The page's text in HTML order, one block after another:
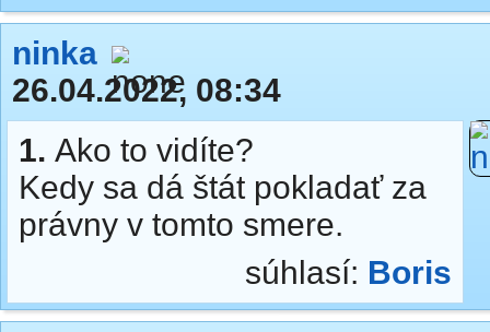
ninka
26.04.2022, 08:34
1. Ako to vidíte?
Kedy sa dá štát pokladať za
právny v tomto smere.
súhlasí: Boris